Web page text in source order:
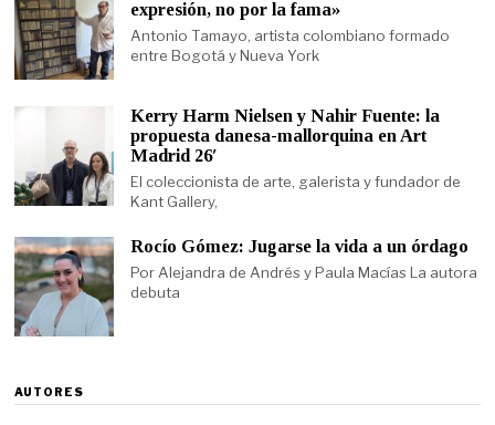
expresión, no por la fama»
Antonio Tamayo, artista colombiano formado
entre Bogotá y Nueva York
Kerry Harm Nielsen y Nahir Fuente: la
propuesta danesa-mallorquina en Art
Madrid 26′
El coleccionista de arte, galerista y fundador de
Kant Gallery,
Rocío Gómez: Jugarse la vida a un órdago
Por Alejandra de Andrés y Paula Macías La autora
debuta
AUTORES